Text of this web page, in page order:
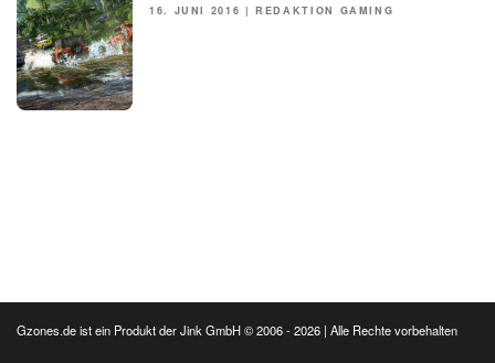
POSTED
16. JUNI 2016 |REDAKTION GAMING
Gzones.de ist ein Produkt der Jink GmbH © 2006 - 2026 | Alle Rechte vorbehalten